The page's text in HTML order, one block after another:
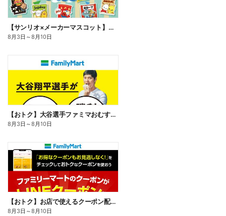
【サンリオ×メーカーマスコット】オリジナルグッズ貰える!
8月3日 ～8月10日
【おトク】大谷選手ファミマおむすび割
8月3日 ～8月10日
【おトク】お店で使えるクーポン配信中
8月3日 ～8月10日